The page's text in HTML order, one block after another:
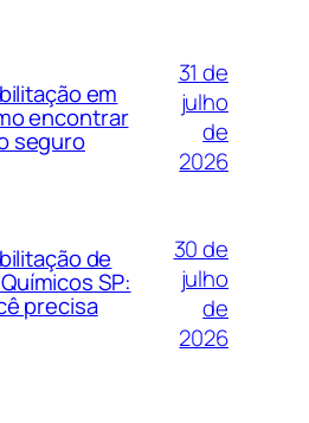
em
encontrar
seguro
31 de
julho
de
2026
de
SP:
precisa
30 de
julho
de
2026